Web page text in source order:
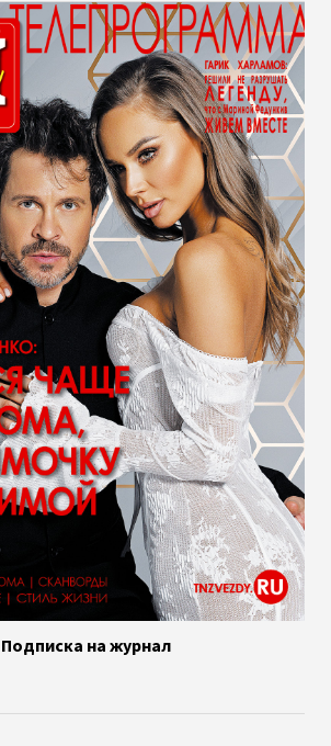
Подписка на журнал